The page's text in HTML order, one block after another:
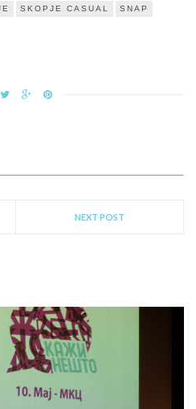
SKOPJE CASUAL SNAP
NEXT POST